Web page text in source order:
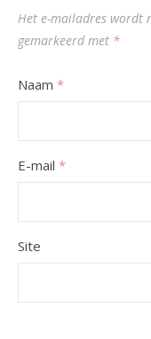
Het e-mailadres wordt
gemarkeerd met *
Naam *
E-mail *
Site